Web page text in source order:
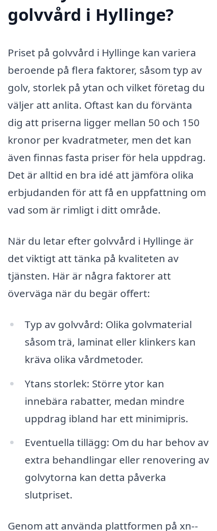
golvvård i Hyllinge?
Priset på golvvård i Hyllinge kan variera
beroende på flera faktorer, såsom typ av
golv, storlek på ytan och vilket företag du
väljer att anlita. Oftast kan du förvänta
dig att priserna ligger mellan 50 och 150
kronor per kvadratmeter, men det kan
även finnas fasta priser för hela uppdrag.
Det är alltid en bra idé att jämföra olika
erbjudanden för att få en uppfattning om
vad som är rimligt i ditt område.
När du letar efter golvvård i Hyllinge är
det viktigt att tänka på kvaliteten av
tjänsten. Här är några faktorer att
överväga när du begär offert:
Typ av golvvård: Olika golvmaterial
såsom trä, laminat eller klinkers kan
kräva olika vårdmetoder.
Ytans storlek: Större ytor kan
innebära rabatter, medan mindre
uppdrag ibland har ett minimipris.
Eventuella tillägg: Om du har behov av
extra behandlingar eller renovering av
golvytorna kan detta påverka
slutpriset.
Genom att använda plattformen på xn--